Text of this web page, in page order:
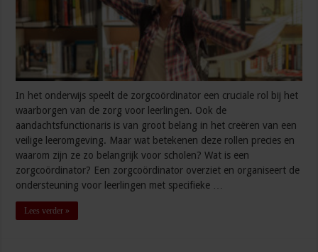
In het onderwijs speelt de zorgcoördinator een cruciale rol bij het
waarborgen van de zorg voor leerlingen. Ook de
aandachtsfunctionaris is van groot belang in het creëren van een
veilige leeromgeving. Maar wat betekenen deze rollen precies en
waarom zijn ze zo belangrijk voor scholen? Wat is een
zorgcoördinator? Een zorgcoördinator overziet en organiseert de
ondersteuning voor leerlingen met specifieke …
Lees verder »